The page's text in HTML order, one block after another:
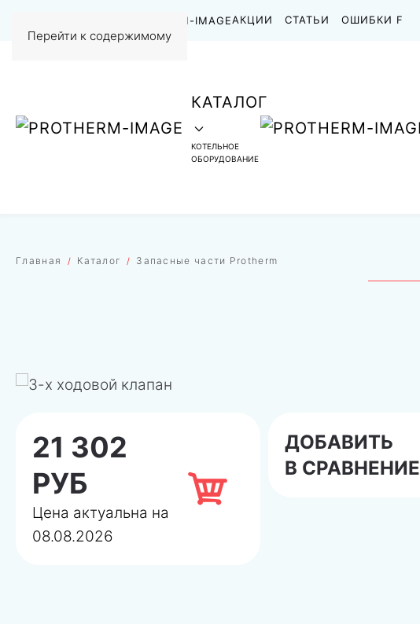
Перейти к содержимому
АКЦИИ СТАТЬИ ОШИБКИ F
КАТАЛОГ
КОТЕЛЬНОЕ
ОБОРУДОВАНИЕ
Главная Каталог Запасные части Protherm
21 302
РУБ
Цена актуальна на
08.08.2026
ДОБАВИТЬ
В СРАВНЕНИЕ